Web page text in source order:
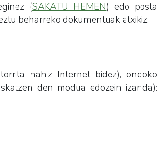
(SAKATU HEMEN) edo posta
beharreko dokumentuak atxikiz.
nahiz Internet bidez), ondoko
den modua edozein izanda):